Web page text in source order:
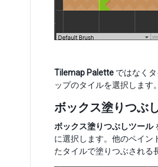
Tilemap Palette ではなく
ップのタイルを選択します
ボックス塗りつぶ
ボックス塗りつぶしツール
に選択します。他のペイン
たタイルで塗りつぶされる